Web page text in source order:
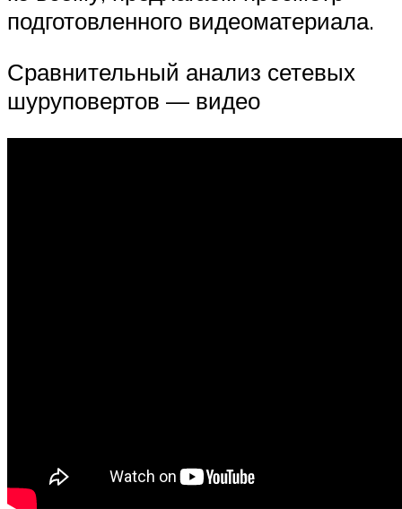
подготовленного видеоматериала.
Сравнительный анализ сетевых
шуруповертов — видео